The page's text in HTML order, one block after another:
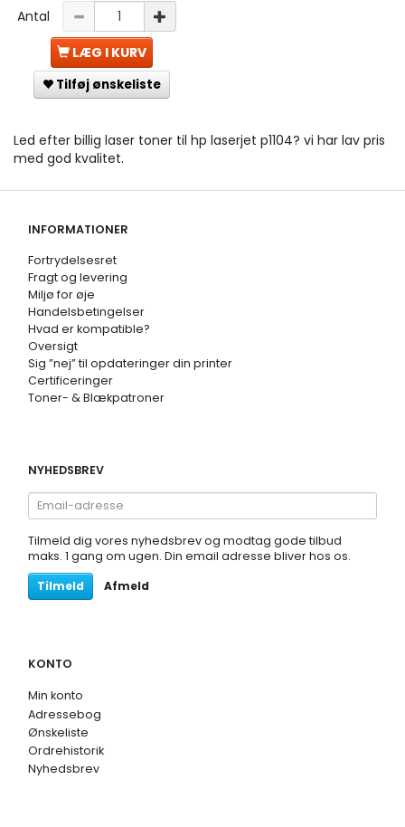
Antal
LÆG I KURV
Tilføj ønskeliste
Led efter billig laser toner til hp laserjet p1104? vi har lav pris
med god kvalitet.
INFORMATIONER
Fortrydelsesret
Fragt og levering
Miljø for øje
Handelsbetingelser
Hvad er kompatible?
Oversigt
Sig ”nej” til opdateringer din printer
Certificeringer
Toner- & Blækpatroner
NYHEDSBREV
Email-
adresse
Tilmeld dig vores nyhedsbrev og modtag gode tilbud
maks. 1 gang om ugen. Din email adresse bliver hos os.
Tilmeld
Afmeld
KONTO
Min konto
Adressebog
Ønskeliste
Ordrehistorik
Nyhedsbrev